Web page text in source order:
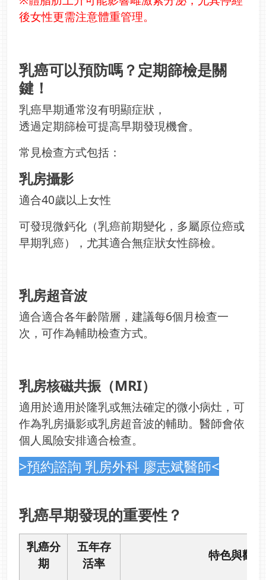
後女性更需注意體重管理。
乳癌可以預防嗎？定期篩檢是關
鍵！
乳癌早期通常沒有明顯症狀，
透過定期篩檢可提高早期發現機會。
常見檢查方式包括：
乳房攝影
適合40歲以上女性
可發現微鈣化（乳癌前期變化，多屬原位癌或
早期乳癌），尤其適合無症狀女性篩檢。
乳房超音波
適合適合各年齡階層，建議每6個月檢查一
次，可作為輔助檢查方式。
乳房核磁共振（MRI）
適用於適用於隆乳或無法確定的微小病灶，可
作為乳房攝影或乳房超音波的輔助。醫師會依
個人風險安排適合檢查。
>預約諮詢 乳房外科 廖志斌醫師<
乳癌早期發現的重要性？
乳癌分
期
五年存
活率
特色與觀